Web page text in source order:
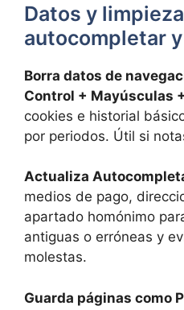
Datos y
autocompletar y
Borra datos de
Control + Mayúsculas
cookies e historial
por periodos. Útil si
Actualiza
medios de pago,
apartado homónimo
antiguas o erróneas y
molestas.
Guarda páginas como